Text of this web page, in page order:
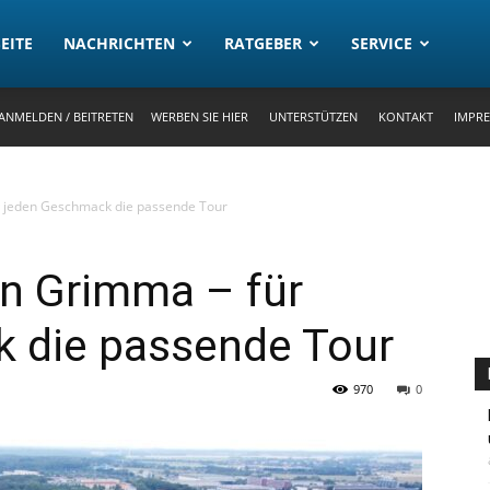
NACHRICHTEN RATGEBER SERVICE
/ BEITRETEN WERBEN SIE HIER UNTERSTÜTZEN KONTAKT
Geschmack die passende Tour
Grimma – für
die passende Tour
0
970